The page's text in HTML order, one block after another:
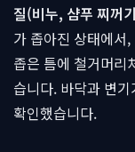
질(비누, 샴푸 찌꺼
가 좁아진 상태에서
좁은 틈에 철거머리
습니다. 바닥과 변
확인했습니다.